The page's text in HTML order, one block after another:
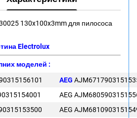
130x100x3mm для пилососа
Electrolux
моделей :
AEG
AEG
AEG